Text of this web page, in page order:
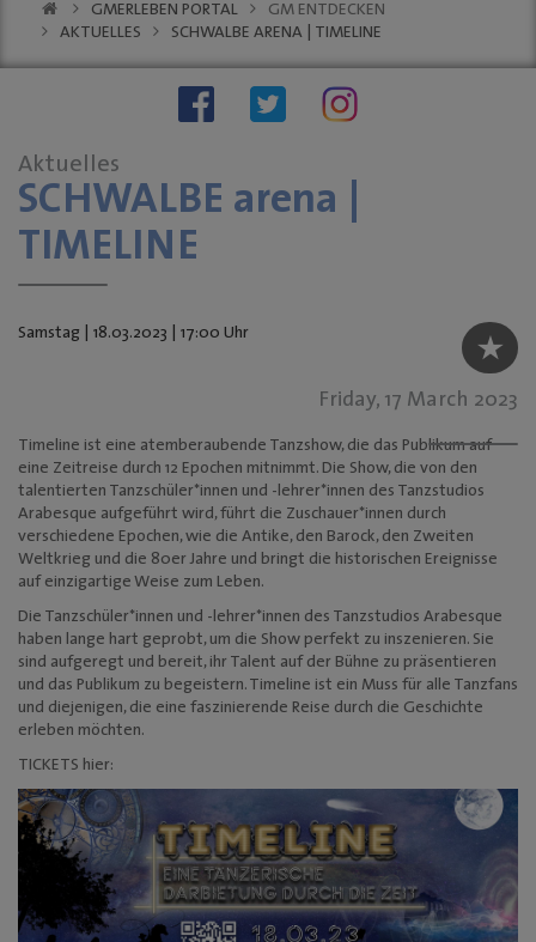
social wall
SERVICE
Tourismus
KINO-Programm
Unternehmen
Dabei sein
Mitgliedschaften
Mediadaten
GMERLEBEN PORTAL
GM ENTDECKEN
AKTUELLES
SCHWALBE ARENA | TIMELINE
Aktuelles
SCHWALBE arena |
TIMELINE
Samstag | 18.03.2023 | 17:00 Uhr
Timeline ist eine atemberaubende Tanzshow, die das Publikum auf
eine Zeitreise durch 12 Epochen mitnimmt. Die Show, die von den
talentierten Tanzschüler*innen und -lehrer*innen des Tanzstudios
Arabesque aufgeführt wird, führt die Zuschauer*innen durch
verschiedene Epochen, wie die Antike, den Barock, den Zweiten
Weltkrieg und die 80er Jahre und bringt die historischen Ereignisse
auf einzigartige Weise zum Leben.
Die Tanzschüler*innen und -lehrer*innen des Tanzstudios Arabesque
haben lange hart geprobt, um die Show perfekt zu inszenieren. Sie
sind aufgeregt und bereit, ihr Talent auf der Bühne zu präsentieren
und das Publikum zu begeistern. Timeline ist ein Muss für alle Tanzfans
und diejenigen, die eine faszinierende Reise durch die Geschichte
erleben möchten.
TICKETS hier:
Friday, 17 March 2023